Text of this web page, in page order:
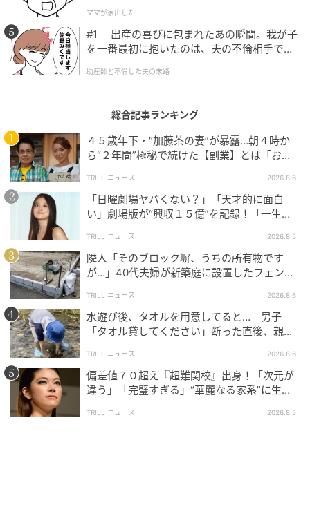
ウーマンエキサイト
ウーマンエキサイト
ママが家出した
#1 出産の喜びに包まれたあの瞬間。我が子
を一番最初に抱いたのは、夫の不倫相手でし
助産師と不倫した夫の末路
総合記事ランキング
４５歳年下・“加藤茶の妻”が暴露…朝４時か
ら“２年間”極秘で続けた【副業】とは「お金
TRILL ニュース 2026.8.6
「日曜劇場ヤバくない？」「天才的に面白
い」劇場版が“興収１５億”を記録！「一生言
TRILL ニュース 2026.8.5
隣人「そのブロック塀、うちの所有物です
が…」40代夫婦が新築庭に設置したフェン
TRILL ニュース 2026.8.6
水遊び後、タオルを用意してると… 男子
「タオル貸してください」断った直後、親が
TRILL ニュース 2026.8.6
偏差値７０超え『超難関校』出身！「次元が
違う」「完璧すぎる」“華麗なる家系”に生ま
TRILL ニュース 2026.8.5